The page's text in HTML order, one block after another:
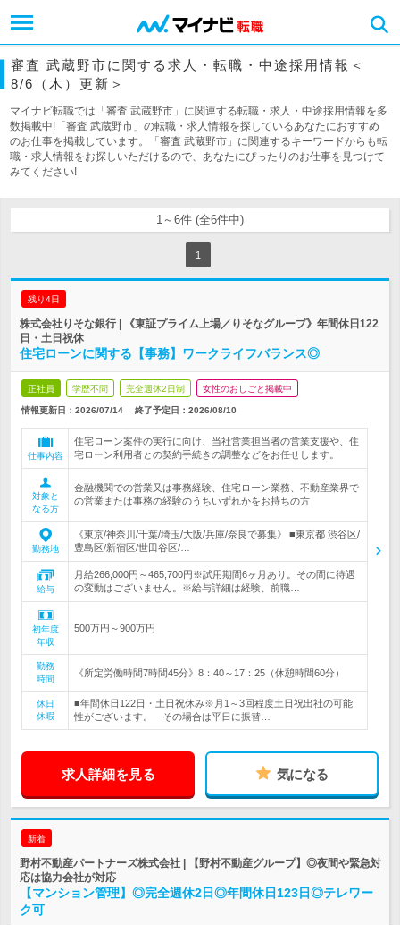
審査 武蔵野市に関する求人・転職・中途採用情報＜
8/6（木）更新＞
マイナビ転職では「審査 武蔵野市」に関連する転職・求人・中途採用情報を多
数掲載中!「審査 武蔵野市」の転職・求人情報を探しているあなたにおすすめ
のお仕事を掲載しています。「審査 武蔵野市」に関連するキーワードからも転
職・求人情報をお探しいただけるので、あなたにぴったりのお仕事を見つけて
みてください!
1～6件 (全6件中)
1
残り4日
株式会社りそな銀行 | 《東証プライム上場／りそなグループ》年間休日122
日・土日祝休
住宅ローンに関する【事務】ワークライフバランス◎
正社員 学歴不問 完全週休2日制 女性のおしごと掲載中
情報更新日：2026/07/14 終了予定日： 2026/08/10
仕事内容
住宅ローン案件の実行に向け、当社営業担当者の営業支援や、住
宅ローン利用者との契約手続きの調整などをお任せします。
対象と
なる方
金融機関での営業又は事務経験、住宅ローン業務、不動産業界で
の営業または事務の経験のうちいずれかをお持ちの方
勤務地
《東京/神奈川/千葉/埼玉/大阪/兵庫/奈良で募集》 ■東京都 渋谷区/
豊島区/新宿区/世田谷区/…
給与
月給266,000円～465,700円※試用期間6ヶ月あり。その間に待遇
の変動はございません。※給与詳細は経験、前職…
初年度
年収
500万円～900万円
勤務
時間
《所定労働時間7時間45分》8：40～17：25（休憩時間60分）
休日
休暇
■年間休日122日・土日祝休み※月1～3回程度土日祝出社の可能
性がございます。 その場合は平日に振替…
求人詳細を見る 気になる
新着
野村不動産パートナーズ株式会社 | 【野村不動産グループ】◎夜間や緊急対
応は協力会社が対応
【マンション管理】◎完全週休2日◎年間休日123日◎テレワー
ク可